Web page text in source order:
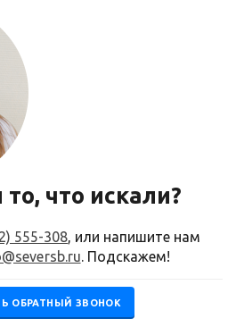
что искали?
555-308, или напишите нам
. Подскажем!
ОБРАТНЫЙ ЗВОНОК